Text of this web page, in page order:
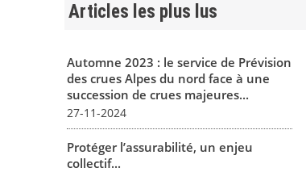
Articles les plus lus
Automne 2023 : le service de Prévision
des crues Alpes du nord face à une
succession de crues majeures...
27-11-2024
Protéger l’assurabilité, un enjeu
collectif...